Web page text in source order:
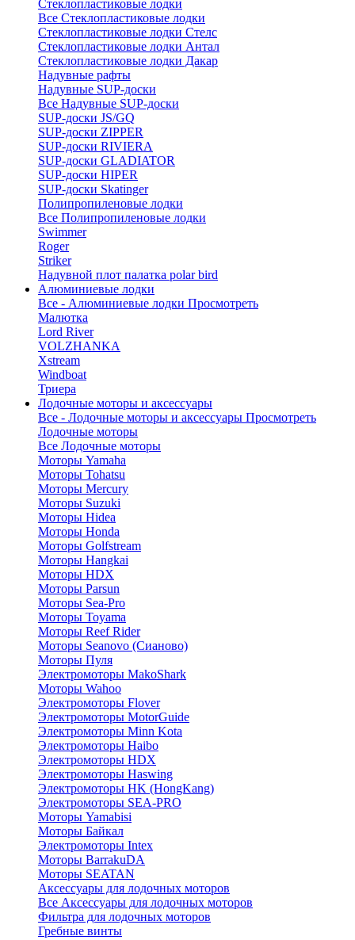
Стеклопластиковые лодки
Все Стеклопластиковые лодки
Стеклопластиковые лодки Стелс
Стеклопластиковые лодки Антал
Стеклопластиковые лодки Дакар
Надувные рафты
Надувные SUP-доски
Все Надувные SUP-доски
SUP-доски JS/GQ
SUP-доски ZIPPER
SUP-доски RIVIERA
SUP-доски GLADIATOR
SUP-доски HIPER
SUP-доски Skatinger
Полипропиленовые лодки
Все Полипропиленовые лодки
Swimmer
Roger
Striker
Надувной плот палатка polar bird
Алюминиевые лодки
Все - Алюминиевые лодки Просмотреть
Малютка
Lord River
VOLZHANKA
Xstream
Windboat
Триера
Лодочные моторы и аксессуары
Все - Лодочные моторы и аксессуары Просмотреть
Лодочные моторы
Все Лодочные моторы
Моторы Yamaha
Моторы Tohatsu
Моторы Mercury
Моторы Suzuki
Моторы Hidea
Моторы Honda
Моторы Golfstream
Моторы Hangkai
Моторы HDX
Моторы Parsun
Моторы Sea-Pro
Моторы Toyama
Моторы Reef Rider
Моторы Seanovo (Сианово)
Моторы Пуля
Электромоторы MakoShark
Моторы Wahoo
Электромоторы Flover
Электромоторы MotorGuide
Электромоторы Minn Kota
Электромоторы Haibo
Электромоторы HDX
Электромоторы Haswing
Электромоторы HK (HongKang)
Электромоторы SEA-PRO
Моторы Yamabisi
Моторы Байкал
Электромоторы Intex
Моторы BarrakuDA
Моторы SEATAN
Аксессуары для лодочных моторов
Все Аксессуары для лодочных моторов
Фильтра для лодочных моторов
Гребные винты